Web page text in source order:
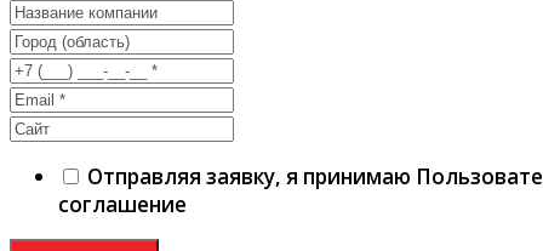
Отправляя заявку, я принимаю
соглашение